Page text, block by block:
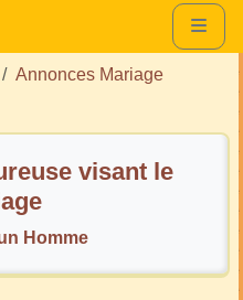
Annonces Mariage
visant le
Homme